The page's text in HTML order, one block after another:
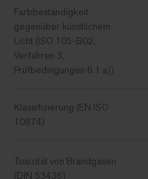
Farbbeständigkeit
gegenüber künstlichem
Licht (ISO 105-B02,
Verfahren 3,
Prüfbedingungen 6.1 a))
Klassifizierung (EN ISO
10874)
Toxizität von Brandgasen
(DIN 53436)